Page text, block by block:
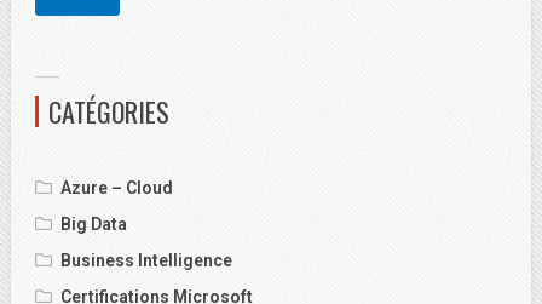
CATÉGORIES
Azure – Cloud
Big Data
Business Intelligence
Certifications Microsoft